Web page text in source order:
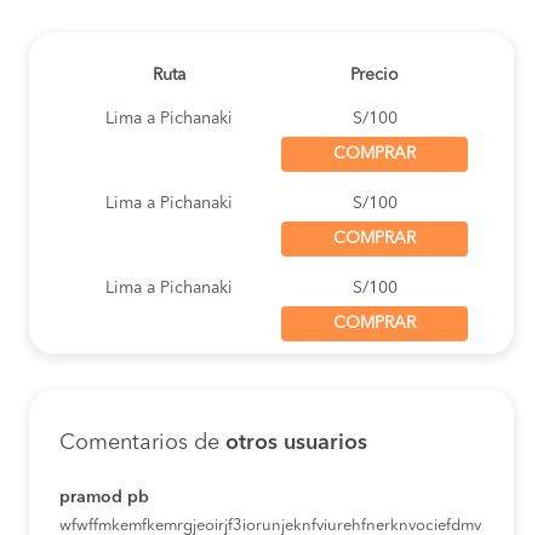
Ruta Precio
Lima a Pichanaki S/100
COMPRAR
Lima a Pichanaki S/100
COMPRAR
Lima a Pichanaki S/100
COMPRAR
Comentarios de otros usuarios
pramod pb
wfwffmkemfkemrgjeoirjf3iorunjeknfviurehfnerknvociefdmv